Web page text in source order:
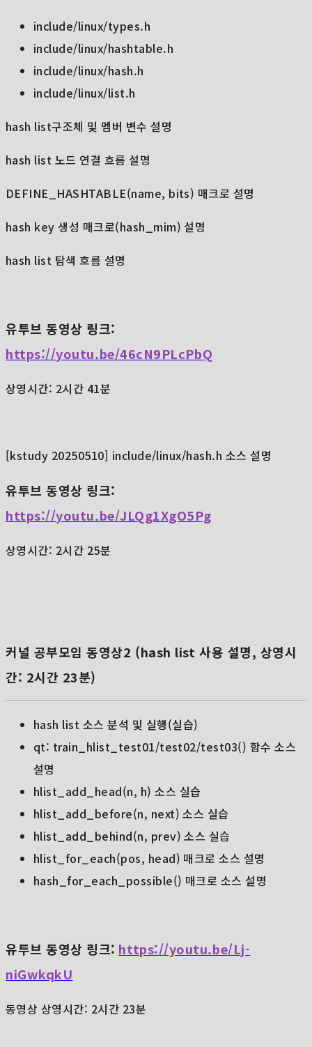
include/linux/types.h
include/linux/hashtable.h
include/linux/hash.h
include/linux/list.h
hash list구조체 및 멤버 변수 설명
hash list 노드 연결 흐름 설명
DEFINE_HASHTABLE(name, bits) 매크로 설명
hash key 생성 매크로(hash_mim) 설명
hash list 탐색 흐름 설명
유투브 동영상 링크:
https://youtu.be/46cN9PLcPbQ
상영시간: 2시간 41분
[kstudy 20250510] include/linux/hash.h 소스 설명
유투브 동영상 링크:
https://youtu.be/JLQg1XgO5Pg
상영시간: 2시간 25분
커널 공부모임 동영상2 (hash list 사용 설명, 상영시
간: 2시간 23분)
hash list 소스 분석 및 실행(실습)
qt: train_hlist_test01/test02/test03() 함수 소스
설명
hlist_add_head(n, h) 소스 실습
hlist_add_before(n, next) 소스 실습
hlist_add_behind(n, prev) 소스 실습
hlist_for_each(pos, head) 매크로 소스 설명
hash_for_each_possible() 매크로 소스 설명
유투브동영상 링크: https://youtu.be/Lj-
niGwkqkU
동영상 상영시간: 2시간 23분